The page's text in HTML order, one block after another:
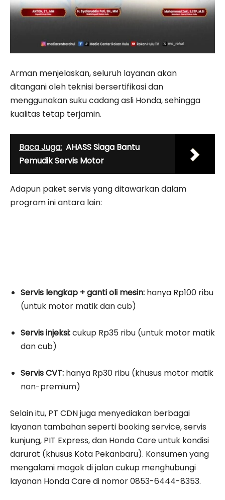
Arman menjelaskan, seluruh layanan akan
ditangani oleh teknisi bersertifikasi dan
menggunakan suku cadang asli Honda, sehingga
kualitas tetap terjamin.
Baca Juga: AHASS Siaga Bantu
Pemudik Servis Motor
Adapun paket servis yang ditawarkan dalam
program ini antara lain:
Servis lengkap + ganti oli mesin: hanya Rp100 ribu
(untuk motor matik dan cub)
Servis injeksi:cukup Rp35 ribu (untuk motor matik
dan cub)
Servis CVT: hanya Rp30 ribu (khusus motor matik
non-premium)
Selain itu, PT CDN juga menyediakan berbagai
layanan tambahan seperti booking service, servis
kunjung, PIT Express, dan Honda Care untuk kondisi
darurat (khusus Kota Pekanbaru). Konsumen yang
mengalami mogok di jalan cukup menghubungi
layanan Honda Care di nomor 0853-6444-8353.